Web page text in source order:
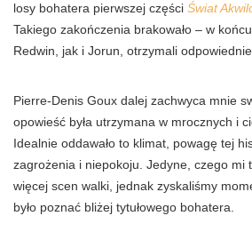
losy bohatera pierwszej części Świat
Takiego zakończenia brakowało – w
Redwin, jak i Jorun, otrzymali
Pierre-Denis Goux dalej zachwyca mnie
opowieść była utrzymana w mrocznych i
Idealnie oddawało to klimat, powagę tej
zagrożenia i niepokoju. Jedyne, czego mi
więcej scen walki, jednak zyskaliśmy
było poznać bliżej tytułowego bohatera.